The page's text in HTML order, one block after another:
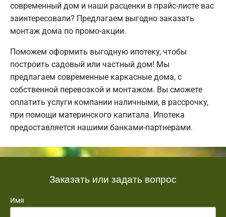
современный дом и наши расценки в прайс-листе вас
заинтересовали? Предлагаем выгодно заказать
монтаж дома по промо-акции.
Поможем оформить выгодную ипотеку, чтобы
построить садовый или частный дом! Мы
предлагаем современные каркасные дома, с
собственной перевозкой и монтажом. Вы сможете
оплатить услуги компании наличными, в рассрочку,
при помощи материнского капитала. Ипотека
предоставляется нашими банками-партнерами.
Заказать или задать вопрос
Имя